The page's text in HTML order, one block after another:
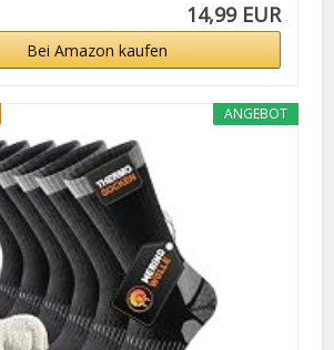
14,99 EUR
Bei Amazon kaufen
ANGEBOT